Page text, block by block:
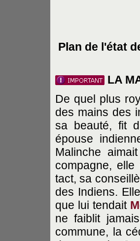
Plan de l'état
LA
De quel plus
des mains des
sa beauté, fit
épouse
Malinche
compagne,
tact, sa
des Indiens.
que lui tendait
ne faiblit
commune, la